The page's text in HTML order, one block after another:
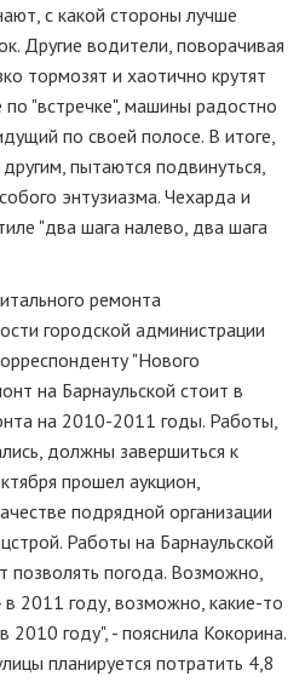
с какой стороны лучше
Другие водители, поворачивая
тормозят и хаотично крутят
по "встречке", машины радостно
по своей полосе. В итоге,
пытаются подвинуться,
энтузиазма. Чехарда и
"два шага налево, два шага
ремонта
городской администрации
"Нового
на Барнаульской стоит в
на 2010-2011 годы. Работы,
должны завершиться к
прошел аукцион,
подрядной организации
Работы на Барнаульской
позволять погода. Возможно,
2011 году, возможно, какие-то
2010 году", - пояснила Кокорина.
планируется потратить 4,8